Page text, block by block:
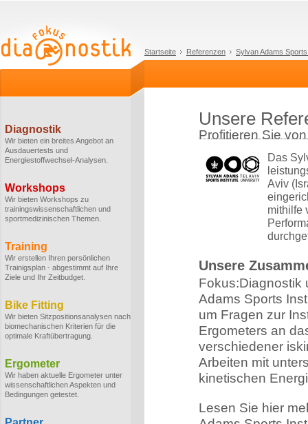
Startseite Referenzen Sylvan Adams
Diagnostik
Wir bieten ein breites Angebot an
Ausdauertests und
Energiestoffwechsel-Analysen.
Workshops
Wir bieten Workshops zu
trainingswissenschaftlichen und
sportmedizinischen Themen.
Training
Wir erstellen Ihren persönlichen
Trainigsplan - abgestimmt auf Ihre
Ziele und Ihr Zeitbudget.
Bike Fitting
Wir bieten Sitzpositionsanalysen nach
biomechanischen Kriterien für die
optimale Kraftübertragung.
Ergometer
Wir haben aktuelle Ergometer unter
wissenschaftlichen Aspekten und
Bedingungen getestet.
Unsere
Profitieren Sie
Das
Aviv
mithilfe
Unsere
Fokus:Diagnostik
Adams Sports
um Fragen zur
Ergometers an
verschiedener
Arbeiten mit
kinetischen
Lesen Sie hier